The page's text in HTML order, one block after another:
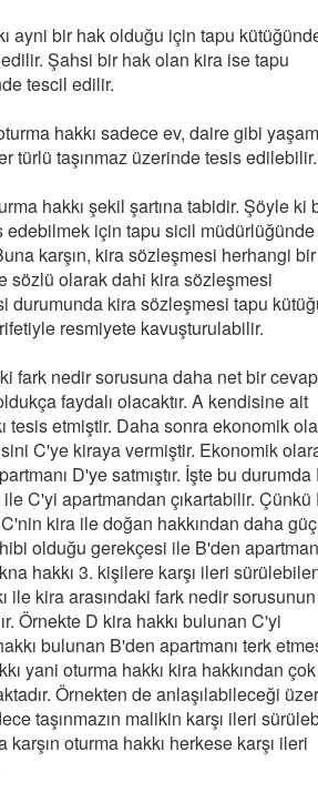
ayni bir hak olduğu için tapu
Şahsi bir hak olan kira ise tapu
tescil edilir.
hakkı sadece ev, daire gibi yaşam
türlü taşınmaz üzerinde tesis edilebilir.
hakkı şekil şartına tabidir. Şöyle ki
edebilmek için tapu sicil müdürlüğünde
karşın, kira sözleşmesi herhangi
sözlü olarak dahi kira sözleşmesi
durumunda kira sözleşmesi tapu
resmiyete kavuşturulabilir.
fark nedir sorusuna daha net bir cevap
faydalı olacaktır. A kendisine ait
tesis etmiştir. Daha sonra ekonomik
C'ye kiraya vermiştir. Ekonomik
D'ye satmıştır. İşte bu durumda
C'yi apartmandan çıkartabilir. Çünkü
kira ile doğan hakkından daha
olduğu gerekçesi ile B'den
hakkı 3. kişilere karşı ileri
ile kira arasındaki fark nedir sorusunun
Örnekte D kira hakkı bulunan C'yi
bulunan B'den apartmanı terk
yani oturma hakkı kira hakkından
Örnekten de anlaşılabileceği
taşınmazın malikin karşı ileri
oturma hakkı herkese karşı ileri